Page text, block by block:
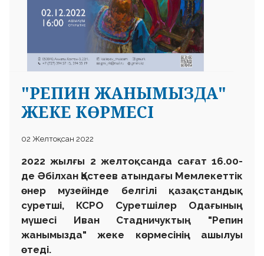
"РЕПИН ЖАНЫМЫЗДА"
ЖЕКЕ КӨРМЕСІ
02 Желтоқсан 2022
2022 жылғы 2 желтоқсанда сағат 16.00-
де Әбілхан Қастеев атындағы Мемлекеттік
өнер музейінде белгілі қазақстандық
суретші, КСРО Суретшілер Одағының
мүшесі Иван Стадничуктың "Репин
жанымызда" жеке көрмесінің ашылуы
өтеді.